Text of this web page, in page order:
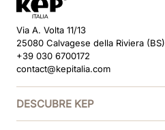
Via A. Volta 11/13
25080 Calvagese della Riviera (BS)
+39 030 6700172
contact@kepitalia.com
DESCUBRE KEP